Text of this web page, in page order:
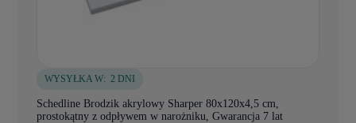
WYSYŁKA W: 2 DNI
Schedline Brodzik akrylowy Sharper 80x120x4,5 cm,
prostokątny z odpływem w narożniku, Gwarancja 7 lat